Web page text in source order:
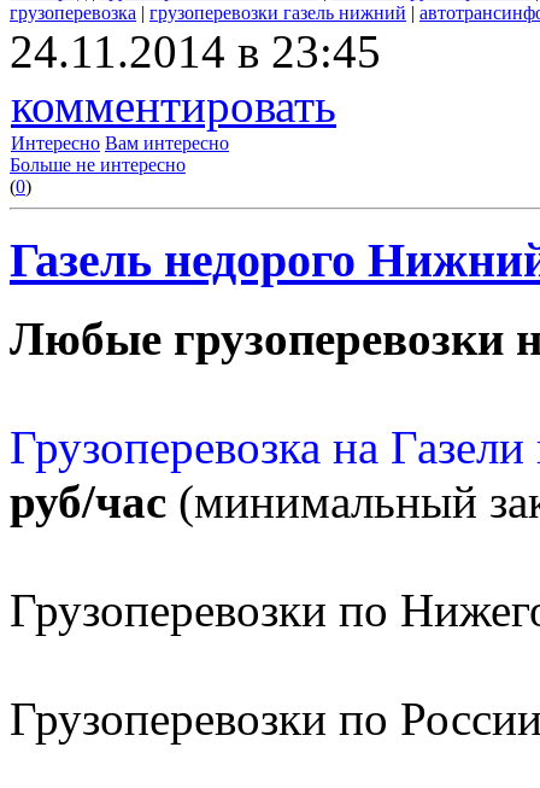
грузоперевозка | грузоперевозки газель нижний |
24.11.2014 в 23:45
комментировать
Интересно Вам интересно
Больше не интересно
(0)
Газель недорого
Любые грузоперевозки
Грузоперевозка на
руб/час (минимальный
Грузоперевозки по
Грузоперевозки по